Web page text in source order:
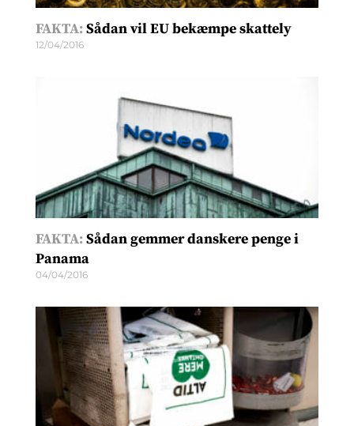
FAKTA:Sådan vil EU bekæmpe skattely
12/04/2016
FAKTA:Sådan gemmer danskere penge i
Panama
04/04/2016